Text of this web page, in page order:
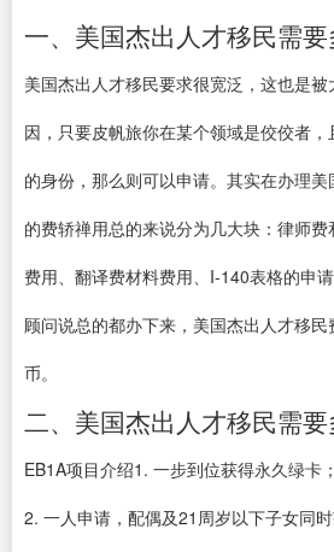
一、美国杰出人才移民需
美国杰出人才移民要求很宽泛，这也是
因，只要皮帆旅你在某个领域是佼佼者
的身份，那么则可以申请。其实在办理
的费轿禅用总的来说分为几大块：律师
费用、翻译费材料费用、I-140表格的申
顾问说总的都办下来，美国杰出人才移
币。
二、美国杰出人才移民需
EB1A项目介绍1. 一步到位获得永久绿卡；
2. 一人申请，配偶及21周岁以下子女同